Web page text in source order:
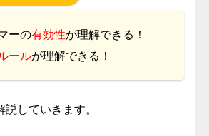
ーの有効性が理解できる！
ールが理解できる！
していきます。